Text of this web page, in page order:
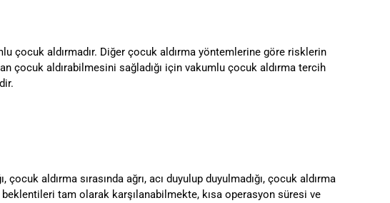
çocuk aldırmadır. Diğer çocuk aldırma yöntemlerine göre risklerin
çocuk aldırabilmesini sağladığı için vakumlu çocuk aldırma tercih
aldırma sırasında ağrı, acı duyulup duyulmadığı, çocuk aldırma
tam olarak karşılanabilmekte, kısa operasyon süresi ve